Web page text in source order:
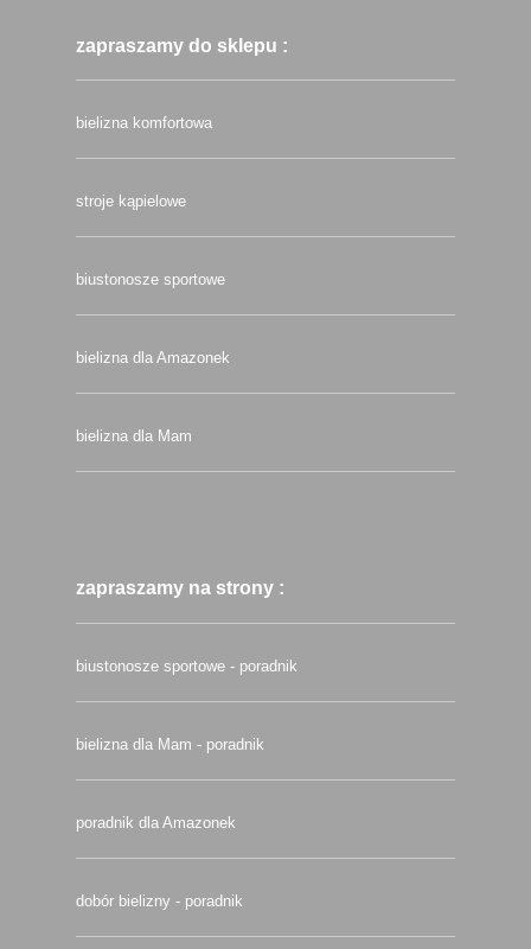
zapraszamy do sklepu :
bielizna komfortowa
stroje kąpielowe
biustonosze sportowe
bielizna dla Amazonek
bielizna dla Mam
zapraszamy na strony :
biustonosze sportowe - poradnik
bielizna dla Mam - poradnik
poradnik dla Amazonek
dobór bielizny - poradnik